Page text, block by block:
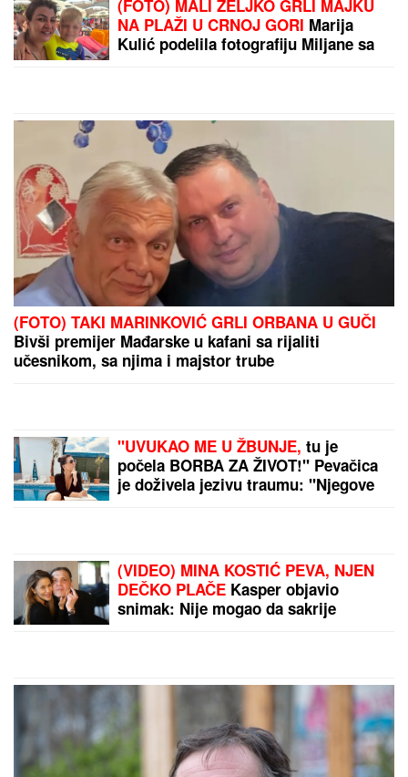
(FOTO) MALI ŽELJKO GRLI MAJKU
NA PLAŽI U CRNOJ GORI Marija
Kulić podelila fotografiju Miljane sa
(FOTO) TAKI MARINKOVIĆ GRLI ORBANA U GUČI
Bivši premijer Mađarske u kafani sa rijaliti
učesnikom, sa njima i majstor trube
"UVUKAO ME U ŽBUNJE, tu je
počela BORBA ZA ŽIVOT!" Pevačica
je doživela jezivu traumu: "Njegove
(VIDEO) MINA KOSTIĆ PEVA, NJEN
DEČKO PLAČE Kasper objavio
snimak: Nije mogao da sakrije